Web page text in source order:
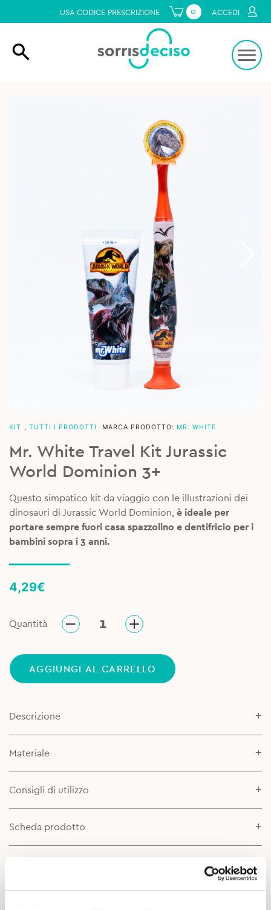
USA CODICE PRESCRIZIONE 0 ACCEDI
KIT TUTTI I PRODOTTI MARCA PRODOTTO: MR. WHITE
Mr. White Travel Kit Jurassic
World Dominion 3+
Questo simpatico kit da viaggio con le illustrazioni dei
dinosauri di Jurassic World Dominion, è ideale per
portare sempre fuori casa spazzolino e dentifricio per i
bambini sopra i 3 anni.
4,29€
Quantità
AGGIUNGI AL CARRELLO
Descrizione
Materiale
Consigli di utilizzo
Scheda prodotto